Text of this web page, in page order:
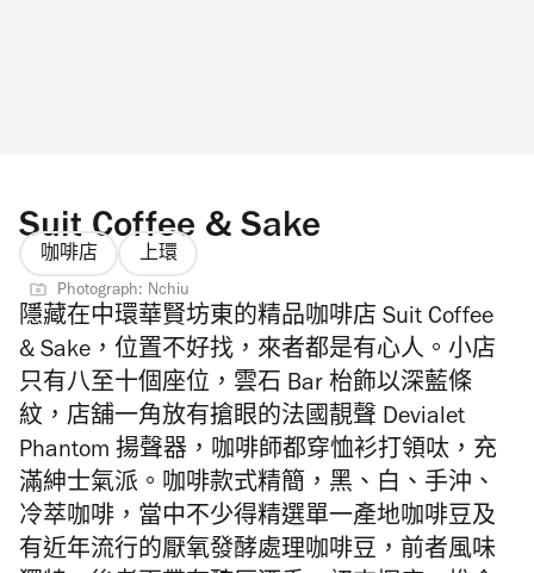
Suit Coffee & Sake
咖啡店 上環
Photograph: Nchiu
隱藏在中環華賢坊東的精品咖啡店 Suit Coffee
& Sake，位置不好找，來者都是有心人。小店
只有八至十個座位，雲石 Bar 枱飾以深藍條
紋，店舖一角放有搶眼的法國靚聲 Devialet
Phantom 揚聲器，咖啡師都穿恤衫打領呔，充
滿紳士氣派。咖啡款式精簡，黑、白、手沖、
冷萃咖啡，當中不少得精選單一產地咖啡豆及
有近年流行的厭氧發酵處理咖啡豆，前者風味